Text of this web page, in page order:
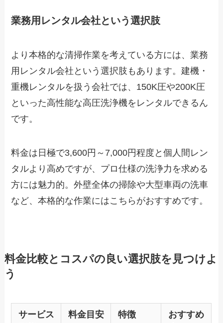
業務用レンタル会社という選択肢
より本格的な清掃作業を考えている方には、業務
用レンタル会社という選択肢もあります。建機・
重機レンタルを扱う会社では、150K圧や200K圧
といった高性能な高圧洗浄機をレンタルできるん
です。
料金は日極で3,600円～7,000円程度と個人間レン
タルより高めですが、プロ仕様の洗浄力を求める
方には魅力的。外壁全体の掃除や大型車両の洗車
など、本格的な作業にはこちらがおすすめです。
料金比較とコスパの良い選択肢を見つけよ
う
サービス
料金目安 特徴
おすすめ